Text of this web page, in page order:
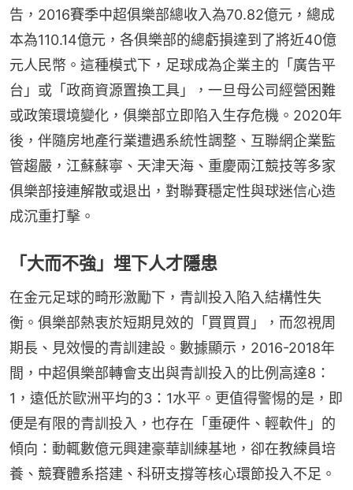
告，2016賽季中超俱樂部總收入為70.82億元，總成
本為110.14億元，各俱樂部的總虧損達到了將近40億
元人民幣。這種模式下，足球成為企業主的「廣告平
台」或「政商資源置換工具」，一旦母公司經營困難
或政策環境變化，俱樂部立即陷入生存危機。2020年
後，伴隨房地產行業遭遇系統性調整、互聯網企業監
管趨嚴，江蘇蘇寧、天津天海、重慶兩江競技等多家
俱樂部接連解散或退出，對聯賽穩定性與球迷信心造
成沉重打擊。
「大而不強」埋下人才隱患
在金元足球的畸形激勵下，青訓投入陷入結構性失
衡。俱樂部熱衷於短期見效的「買買買」，而忽視周
期長、見效慢的青訓建設。數據顯示，2016-2018年
間，中超俱樂部轉會支出與青訓投入的比例高達8：
1，遠低於歐洲平均的3：1水平。更值得警惕的是，即
便是有限的青訓投入，也存在「重硬件、輕軟件」的
傾向：動輒數億元興建豪華訓練基地，卻在教練員培
養、競賽體系搭建、科研支撐等核心環節投入不足。